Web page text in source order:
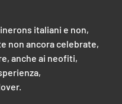
italiani e non,
non ancora celebrate,
anche ai neofiti,